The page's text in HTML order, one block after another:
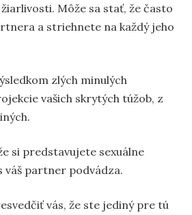
Môže sa stať, že často
a striehnete na každý jeho
zlých minulých
vašich skrytých túžob, z
si predstavujete sexuálne
váš partner podvádza.
vás, že ste jediný pre tú